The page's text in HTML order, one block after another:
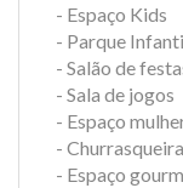
- Espaço Kids
- Parque
- Salão de
- Sala de jogos
- Espaço
- Churrasqueira
- Espaço